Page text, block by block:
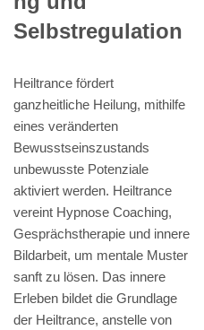
Selbstregulation
Heiltrance fördert
ganzheitliche Heilung, mithilfe
eines veränderten
Bewusstseinszustands
unbewusste Potenziale
aktiviert werden. Heiltrance
vereint Hypnose Coaching,
Gesprächstherapie und innere
Bildarbeit, um mentale Muster
sanft zu lösen. Das innere
Erleben bildet die Grundlage
der Heiltrance, anstelle von